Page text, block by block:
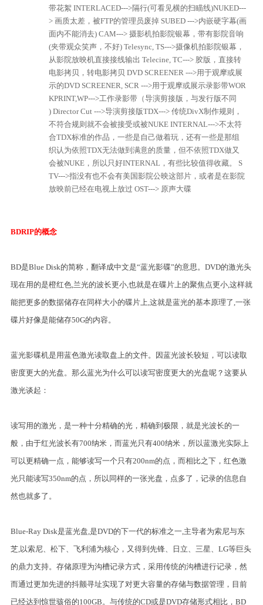
带花絮 INTERLACED--->隔行(可看见横的扫瞄线)NUKED---
> 画质太差，被FTP的管理员废掉 SUBED --->内嵌硬字幕(画
面内不能消去) CAM---> 摄影机拍影院银幕，带有影院音响
(夹带观众笑声，不好) Telesync, TS--->摄像机拍影院银幕，
从影院放映机直接接线输出 Telecine, TC---> 胶版，直接转
电影拷贝，转电影拷贝 DVD SCREENER --->用于观摩或展
示的DVD SCREENER, SCR --->用于观摩或展示录影带WOR
KPRINT,WP--->工作录影带（导演剪接版，与发行版不同
) Director Cut --->导演剪接版TDX---> 传统DivX制作规则，
不符合规则就不会被接受或被NUKE INTERNAL--->不太符
合TDX标准的作品，一些是自己做着玩，还有一些是那组
织认为依照TDX无法做到满意的质量，但不依照TDX做又
会被NUKE，所以只好INTERNAL，有些比较值得收藏。 S
TV--->指没有也不会有美国影院公映这部片，或者是在影院
放映前已经在电视上放过 OST---> 原声大碟
BDRIP的概念
BD是Blue Disk的简称，翻译成中文是“蓝光影碟”的意思。DVD的激光头
现在用的是橙红色,兰光的波长更小,也就是在碟片上的聚焦点更小,这样就
能把更多的数据储存在同样大小的碟片上,这就是蓝光的基本原理了,一张
碟片好像是能储存50G的内容。
蓝光影碟机是用蓝色激光读取盘上的文件。因蓝光波长较短，可以读取
密度更大的光盘。那么蓝光为什么可以读写密度更大的光盘呢？这要从
激光谈起：
读写用的激光，是一种十分精确的光，精确到极限，就是光波长的一
般，由于红光波长有700纳米，而蓝光只有400纳米，所以蓝激光实际上
可以更精确一点，能够读写一个只有200nm的点，而相比之下，红色激
光只能读写350nm的点，所以同样的一张光盘，点多了，记录的信息自
然也就多了。
Blue-Ray Disk是蓝光盘,是DVD的下一代的标准之一,主导者为索尼与东
芝,以索尼、松下、飞利浦为核心，又得到先锋、日立、三星、LG等巨头
的鼎力支持。存储原理为沟槽记录方式，采用传统的沟槽进行记录，然
而通过更加先进的抖颤寻址实现了对更大容量的存储与数据管理，目前
已经达到惊世骇俗的100GB。与传统的CD或是DVD存储形式相比，BD